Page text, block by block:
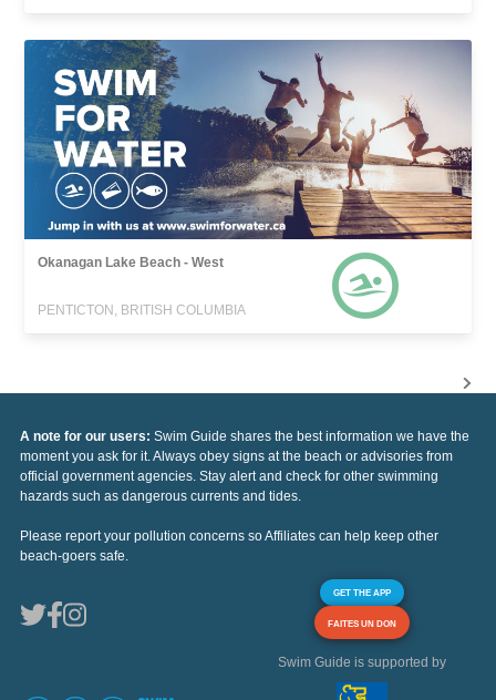
Okanagan Lake Beach - West
PENTICTON, BRITISH COLUMBIA
A note for our users: Swim Guide shares the best information we have the
moment you ask for it. Always obey signs at the beach or advisories from
official government agencies. Stay alert and check for other swimming
hazards such as dangerous currents and tides.
Please report your pollution concerns so Affiliates can help keep other
beach-goers safe.
GET THE APP
FAITES UN DON
Swim Guide is supported by